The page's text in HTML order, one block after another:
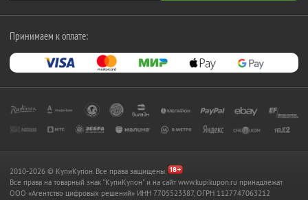
Принимаем к оплате:
2010-2026 © КупиКупон. Все права защищены.
Все права на товарный знак "КупиКупон" и на сайт www.kupikupon.ru принадлежат
OOO «Агентство цифровых решений» ИНН 7705523387, ОГРН 1127747063212